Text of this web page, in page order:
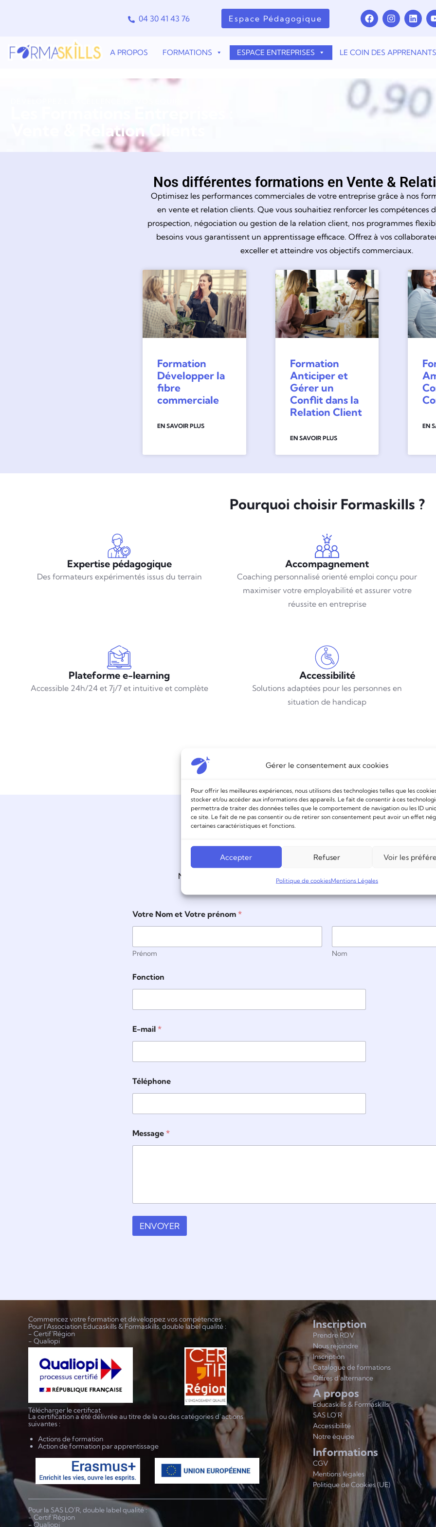
Gérer le consentement aux cookies
Pour offrir les meilleures expériences, nous utilisons des technologies telles que les
stocker et/ou accéder aux informations des appareils. Le fait de consentir à ces
permettra de traiter des données telles que le comportement de navigation ou les ID
ce site. Le fait de ne pas consentir ou de retirer son consentement peut avoir un effet
certaines caractéristiques et fonctions.
Accepter Refuser Voir les
Politique de cookiesMentions Légales
04 30 41 43 76 Espace Pédagogique
A PROPOS FORMATIONS ESPACE ENTREPRISES LE COIN DES APPRENANTS
Vente & Relation Clients
Nos différentes formations en Vente &
Optimisez les performances commerciales de votre entreprise grâce à nos
en vente et relation clients. Que vous souhaitiez renforcer les compétences
prospection, négociation ou gestion de la relation client, nos programmes
besoins vous garantissent un apprentissage efficace. Offrez à vos
exceller et atteindre vos objectifs commerciaux.
Formation
Développer la
fibre
commerciale
EN SAVOIR PLUS
Formation
Anticiper et
Gérer un
Conflit dans la
Relation Client
EN SAVOIR PLUS
EN
Pourquoi choisir Formaskills ?
Expertise pédagogique
Des formateurs expérimentés issus du terrain
Accompagnement
Coaching personnalisé orienté emploi conçu pour
maximiser votre employabilité et assurer votre
réussite en entreprise
Plateforme e-learning
Accessible 24h/24 et 7j/7 et intuitive et complète
Accessibilité
Solutions adaptées pour les personnes en
situation de handicap
Veuillez remplir les champs ci-dessous pour recevoir la
Nos conseillers sont disponibles au du lundi au vendredi
t
*
n
i
o
Votre Nom et Votre prénom *
Prénom Nom
Fonction
E-mail *
Téléphone
Message *
ENVOYER
Commencez votre formation et développez vos compétences
Pour l'Association Educaskills & Formaskills, double label qualité :
- Certif'Région
- Qualiopi
Télécharger le certificat
La certification a été délivrée au titre de la ou des catégories d’actions
suivantes :
Actions de formation
Action de formation par apprentissage
Pour la SAS LO'R, double label qualité :
- Certif'Région
- Qualiopi
Inscription
Prendre RDV
Nous rejoindre
Inscription
Catalogue de formations
Offres d'alternance
A propos
Educaskills & Formaskills
SAS LO'R
Accessibilité
Notre équipe
Informations
CGV
Mentions légales
Politique de Cookies (UE)